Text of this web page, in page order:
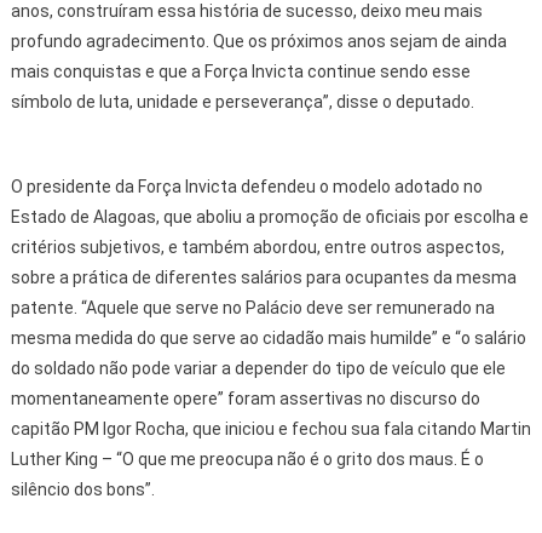
anos, construíram essa história de sucesso, deixo meu mais
profundo agradecimento. Que os próximos anos sejam de ainda
mais conquistas e que a Força Invicta continue sendo esse
símbolo de luta, unidade e perseverança”, disse o deputado.
O presidente da Força Invicta defendeu o modelo adotado no
Estado de Alagoas, que aboliu a promoção de oficiais por escolha e
critérios subjetivos, e também abordou, entre outros aspectos,
sobre a prática de diferentes salários para ocupantes da mesma
patente. “Aquele que serve no Palácio deve ser remunerado na
mesma medida do que serve ao cidadão mais humilde” e “o salário
do soldado não pode variar a depender do tipo de veículo que ele
momentaneamente opere” foram assertivas no discurso do
capitão PM Igor Rocha, que iniciou e fechou sua fala citando Martin
Luther King – “O que me preocupa não é o grito dos maus. É o
silêncio dos bons”.